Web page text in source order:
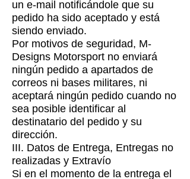
un e-mail notificándole que su
pedido ha sido aceptado y está
siendo enviado.
Por motivos de seguridad, M-
Designs Motorsport no enviará
ningún pedido a apartados de
correos ni bases militares, ni
aceptará ningún pedido cuando no
sea posible identificar al
destinatario del pedido y su
dirección.
III. Datos de Entrega, Entregas no
realizadas y Extravío
Si en el momento de la entrega el